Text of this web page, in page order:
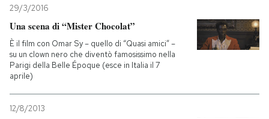
29/3/2016
Una scena di “Mister Chocolat”
È il film con Omar Sy – quello di “Quasi amici” –
su un clown nero che diventò famosissimo nella
Parigi della Belle Époque (esce in Italia il 7
aprile)
12/8/2013